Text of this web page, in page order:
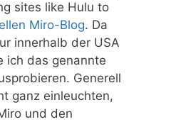
sites like Hulu to
Miro-Blog. Da
innerhalb der USA
ich das genannte
Generell
ganz einleuchten,
und den